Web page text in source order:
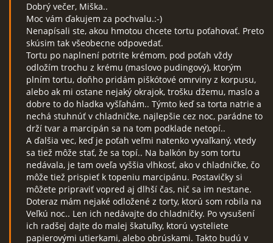
Dobrý večer, Miška..
Moc vám ďakujem za pochvalu.:-)
Nenapísali ste, akou hmotou chcete tortu poťahovať. Preto
skúsim tak všeobecne odpovedať.
Tortu po naplnení potrite krémom, pod poťah vždy
odložím trochu z krému (maslovo pudingový), ktorým
plním tortu, doňho pridám piškótové omrviny z korpusu,
alebo ak mi ostane nejaký okrajok, trošku džemu, maslo a
dobre to do hladka vyšľahám.. Týmto keď sa torta natrie a
nechá stuhnúť v chladničke, najlepšie cez noc, parádne to
drží tvar a marcipán sa na tom podklade netopí..
A ďalšia vec, keď je poťah veľmi natenko vyvaľkaný, vtedy
sa tiež môže stať, že sa topí.. Na balkón by som tortu
nedávala, je tam oveľa vyššia vlhkosť, ako v chladničke, čo
môže tiež prispieť k topeniu marcipánu. Postavičky si
môžete pripraviť vopred aj dlhší čas, nič sa im nestane.
Doteraz mám nejaké odložené z torty, ktorú som robila na
Veľkú noc.. Len ich nedávajte do chladničky. Po vysušení
ich radšej dajte do malej škatuľky, ktorú vysteliete
papierovými utierkami, alebo obrúskami. Takto budú v